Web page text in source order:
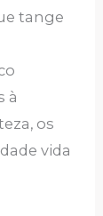
tange
à
os
vida